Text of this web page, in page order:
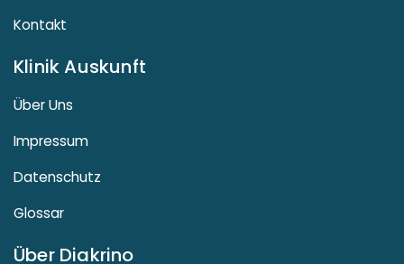
Kontakt
Klinik Auskunft
Über Uns
Impressum
Datenschutz
Glossar
Über Diakrino